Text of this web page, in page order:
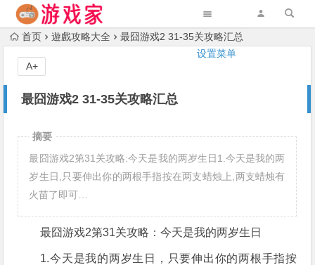
设置菜单
首页 遊戲攻略大全 最囧游戏2 31-35关攻略汇总
最囧游戏2 31-35关攻略汇总
A+
摘要
最囧游戏2第31关攻略:今天是我的两岁生日1.今天是我的两
岁生日,只要伸出你的两根手指按在两支蜡烛上,两支蜡烛有
火苗了即可…
最囧游戏2第31关攻略：今天是我的两岁生日
1.今天是我的两岁生日，只要伸出你的两根手指按